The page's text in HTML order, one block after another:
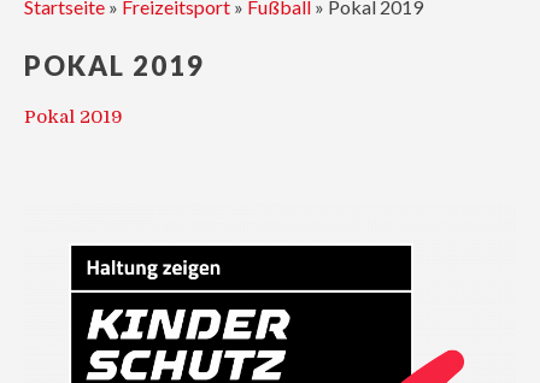
Startseite » Freizeitsport » Fußball » Pokal 2019
POKAL 2019
Pokal 2019